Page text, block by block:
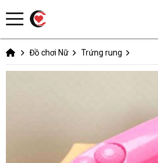
Đồ chơi Nữ Trứng rung